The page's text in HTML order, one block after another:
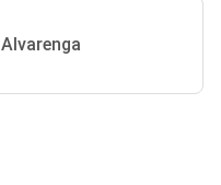
Alvarenga